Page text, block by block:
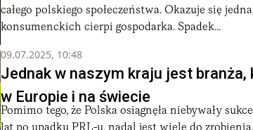
całego polskiego społeczeństwa. Okazuje się
konsumenckich cierpi gospodarka. Spadek...
09.07.2025, 10:48
Jednak w naszym kraju jest
w Europie i na świecie
Pomimo tego, że Polska osiągnęła niebywały